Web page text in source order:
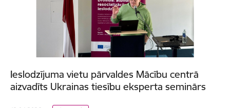
Ieslodzījuma vietu pārvaldes Mācību centrā
aizvadīts Ukrainas tiesību eksperta seminārs